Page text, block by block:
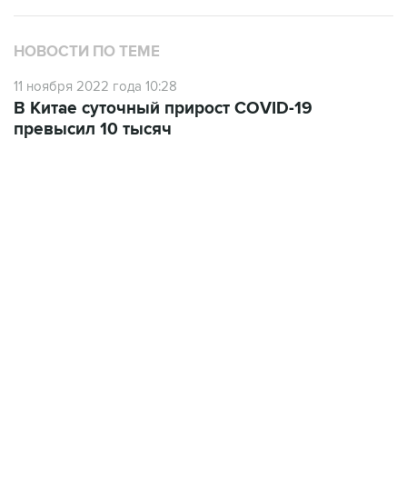
НОВОСТИ ПО ТЕМЕ
11 ноября 2022 года 10:28
В Китае суточный прирост COVID-19
превысил 10 тысяч